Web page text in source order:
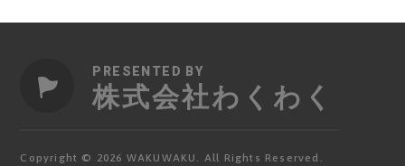
PRESENTED BY
株式会社わくわく
Copyright © 2026 WAKUWAKU. All Rights Reserved.